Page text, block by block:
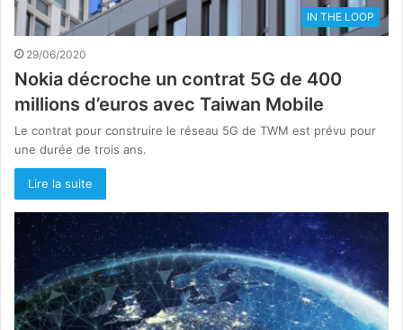
IN THE LOOP
29/06/2020
Nokia décroche un contrat 5G de 400
millions d’euros avec Taiwan Mobile
Le contrat pour construire le réseau 5G de TWM est prévu pour
une durée de trois ans.
Lire la suite